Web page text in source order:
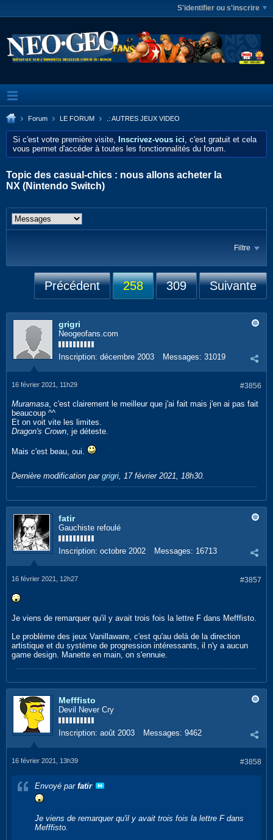
S'identifier ou s'inscrire
Forum LE FORUM .: AUTRES JEUX VIDEO
Si c'est votre première visite, Inscrivez-vous ici, c'est gratuit et cela
vous permet d'accéder à toutes les fonctionnalités du forum.
Topic des casual-chics : nous allons acheter la
NX (Nintendo Switch)
Filtre
Précédent 258 309 Suivante
grigri
Neogeofans.com
Inscription: décembre 2003 Messages: 31019
#3856
16 février 2021, 11h29
Muramasa, c'est clairement le meilleur que j'ai fait mais j'en ai pas fait
beaucoup ^^
Et on voit vite les limites.
Dragon's Crown, je déteste.
Mais c'est beau, oui.
Dernière modification par grigri, 17 février 2021, 18h30.
fatir
Gauchiste refoulé
Inscription: octobre 2002 Messages: 16713
#3857
16 février 2021, 12h27
Je viens de remarquer qu'il y avait trois fois la lettre F dans Mefffisto.
Le problème des jeux Vanillaware, c'est qu'au delà de la direction
artistique et du système de progression intéressants, il n'y a aucun
game design. Manette en main, on s'ennuie.
Mefffisto
Devil Never Cry
Inscription: août 2003 Messages: 9462
#3858
16 février 2021, 13h39
Envoyé par fatir
Je viens de remarquer qu'il y avait trois fois la lettre F dans
Mefffisto.